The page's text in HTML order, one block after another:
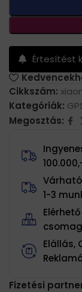
Értesítést
Cikkszám:
Kategóriák:
Megosztás:
1-3
Elállás,
Fizetési